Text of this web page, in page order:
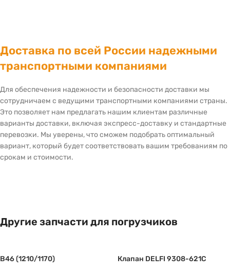
Доставка по всей России надежными
транспортными компаниями
Для обеспечения надежности и безопасности доставки мы
сотрудничаем с ведущими транспортными компаниями страны.
Это позволяет нам предлагать нашим клиентам различные
варианты доставки, включая экспресс-доставку и стандартные
перевозки. Мы уверены, что сможем подобрать оптимальный
вариант, который будет соответствовать вашим требованиям по
срокам и стоимости.
Другие запчасти для погрузчиков
B46 (1210/1170) Клапан DELFI 9308-621C